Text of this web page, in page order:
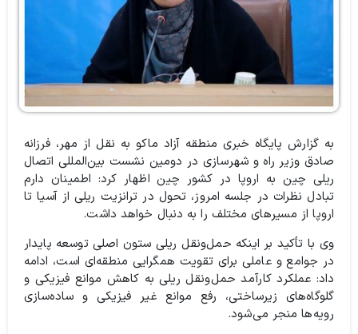
به گزارش پایگاه خبری منطقه آزاد ماکو به نقل از مهر، فرزانه
صادق وزیر راه و شهرسازی در دومین نشست بین‌المللی اتصال
ریلی چین به اروپا در کشور چین اظهار کرد: اطمینان دارم
تبادل نظرات در جلسه امروز، تحول در ترانزیت ریلی از آسیا تا
اروپا از مسیرهای مختلف را به دنبال خواهد داشت.
وی با تأکید بر اینکه حمل‌ونقل ریلی ستون اصلی توسعه پایدار
در جوامع و عاملی برای تقویت همگرایی منطقه‌ای است، ادامه
داد: عملکرد کارآمد حمل‌ونقل ریلی به کاهش موانع فیزیکی و
گلوگاه‌های زیرساختی، رفع موانع غیر فیزیکی و ساده‌سازی
رویه‌ها منجر می‌شود.